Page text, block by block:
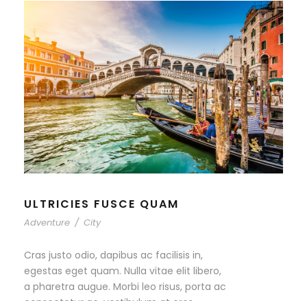
ULTRICIES FUSCE QUAM
Adventure / City
Cras justo odio, dapibus ac facilisis in,
egestas eget quam. Nulla vitae elit libero,
a pharetra augue. Morbi leo risus, porta ac